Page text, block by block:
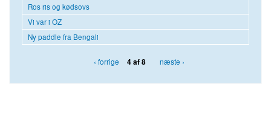
Ros ris og kødsovs
Vi var i OZ
Ny paddle fra Bengali
‹ forrige 4 af 8 næste ›